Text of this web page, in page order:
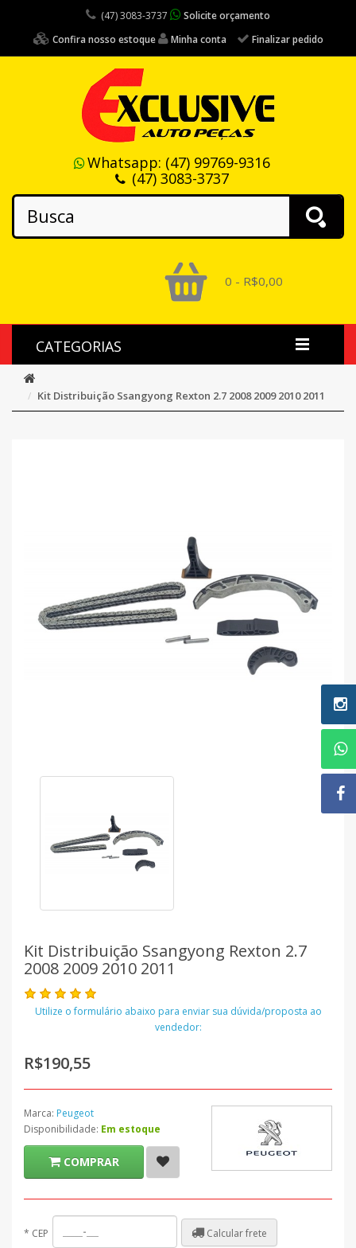
(47) 3083-3737
Solicite orçamento
Confira nosso estoque
Minha conta Finalizar pedido
Whatsapp: (47) 99769-9316
(47) 3083-3737
0 - R$0,00
CATEGORIAS
Kit Distribuição Ssangyong Rexton 2.7 2008 2009 2010 2011
Kit Distribuição Ssangyong Rexton 2.7
2008 2009 2010 2011
Utilize o formulário abaixo para enviar sua dúvida/proposta ao
vendedor:
R$190,55
Marca: Peugeot
Disponibilidade: Em estoque
COMPRAR
* CEP Calcular frete